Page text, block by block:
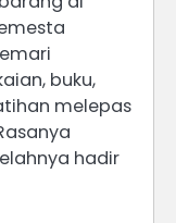
buku,
melepas
hadir